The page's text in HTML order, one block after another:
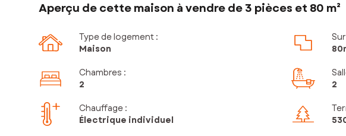
Aperçu de cette maison à vendre de 3 pièces et 80 m²
Type de logement :
Maison
Chambres :
2
2
Chauffage :
Électrique individuel